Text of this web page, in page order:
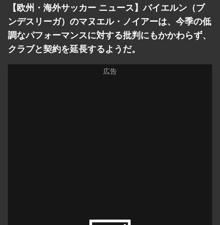
【欧州・海外サッカー ニュース】バイエルン（ブ
ンデスリーガ）のマヌエル・ノイアーは、今季の低
調なパフォーマンスに対する批判にもかかわらず、
クラブと契約を延長するようだ。